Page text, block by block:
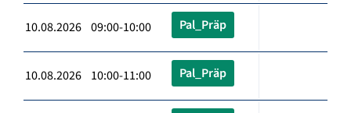
10.08.2026 09:00-10:00 Pal_Präp
10.08.2026 10:00-11:00 Pal_Präp